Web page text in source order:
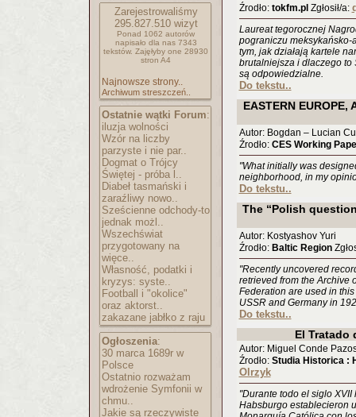
Zarejestrowaliśmy
295.827.510wizyt
Ponad 1062 autorów
napisało dla nas 7343
tekstów. Zajęłyby one 28930
stron A4
Najnowsze strony..
Archiwum streszczeń..
Ostatnie wątki Forum:
iluzja wolności
Wzór na liczby
parzyste i nie par..
Dogmat o Trójcy
Świętej - próba l..
Diabeł tasmański i
zaraźliwy nowo..
Sześcienne odchody-to
jednak możl..
Wszechświat
przygotowany na
więce..
Własność, podatki i
kryzys: syste..
Football i "okolice"
oraz aktorst..
zakazane jabłko z raju
Ogłoszenia:
30 marca 1689r w
Polsce
Ostatnio rozważam
wdrożenie Symfonii w
chmu..
Jakie są rzeczywiste
Źrodło: tokfm.pl Zgłosił/a:
Laureat tegorocznej
pograniczu meksykańsko-
tym, jak działają kartele
brutalniejsza i dlaczego to
są odpowiedzialne.
Do tekstu..
EASTERN EUROPE,
Autor: Bogdan – Lucian
Źrodło: CES Working
"What initially was
neighborhood, in my
Do tekstu..
The “Polish
Autor: Kostyashov Yuri
Źrodło: Baltic Region
"Recently uncovered
retrieved from the Archive
Federation are used in
USSR and Germany in
Do tekstu..
El Tratado
Autor: Miguel Conde
Źrodło: Studia Historica :
Olrzyk
"Durante todo el siglo
Habsburgo establecieron